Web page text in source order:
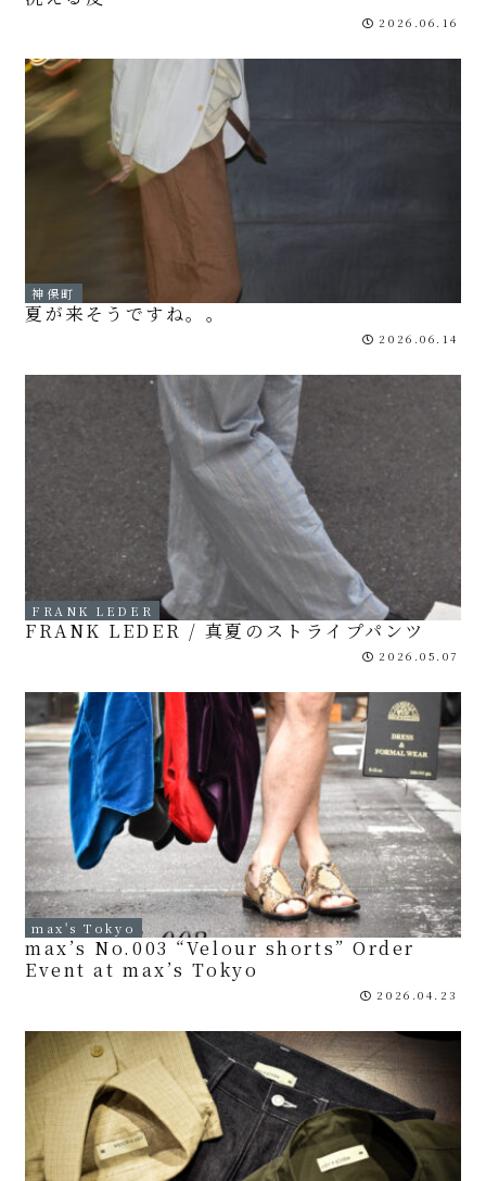
2026.06.16
神保町
夏が来そうですね。。
2026.06.14
FRANK LEDER
FRANK LEDER / 真夏のストライプパンツ
2026.05.07
max's Tokyo
max’s No.003 “Velour shorts” Order
Event at max’s Tokyo
2026.04.23